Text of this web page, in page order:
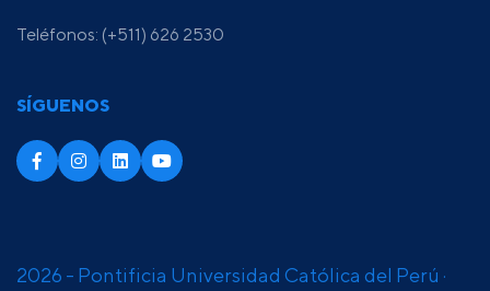
Teléfonos: (+511) 626 2530
SÍGUENOS
2026 - Pontificia Universidad Católica del Perú ·